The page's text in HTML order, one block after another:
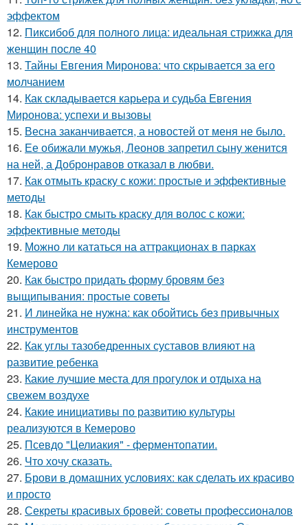
эффектом
12. Пиксибоб для полного лица: идеальная стрижка для
женщин после 40
13. Тайны Евгения Миронова: что скрывается за его
молчанием
14. Как складывается карьера и судьба Евгения
Миронова: успехи и вызовы
15. Весна заканчивается, а новостей от меня не было.
16. Ее обижали мужья, Леонов запретил сыну женится
на ней, а Добронравов отказал в любви.
17. Как отмыть краску с кожи: простые и эффективные
методы
18. Как быстро смыть краску для волос с кожи:
эффективные методы
19. Можно ли кататься на аттракционах в парках
Кемерово
20. Как быстро придать форму бровям без
выщипывания: простые советы
21. И линейка не нужна: как обойтись без привычных
инструментов
22. Как углы тазобедренных суставов влияют на
развитие ребенка
23. Какие лучшие места для прогулок и отдыха на
свежем воздухе
24. Какие инициативы по развитию культуры
реализуются в Кемерово
25. Псевдо "Целиакия" - ферментопатии.
26. Что хочу сказать.
27. Брови в домашних условиях: как сделать их красиво
и просто
28. Секреты красивых бровей: советы профессионалов